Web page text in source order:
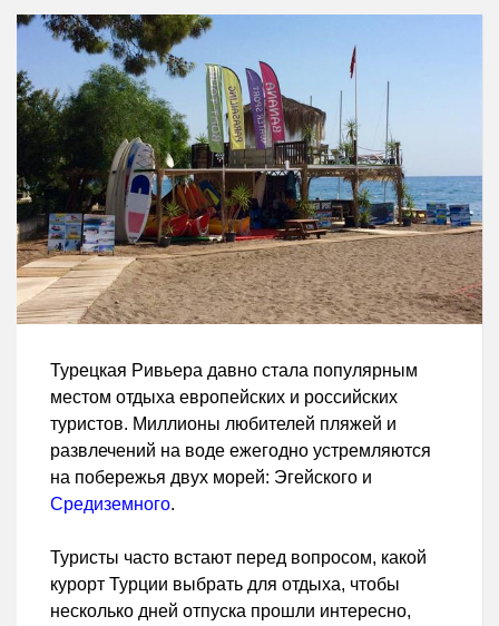
Турецкая Ривьера давно стала популярным
местом отдыха европейских и российских
туристов. Миллионы любителей пляжей и
развлечений на воде ежегодно устремляются
на побережья двух морей: Эгейского и
Средиземного.
Туристы часто встают перед вопросом, какой
курорт Турции выбрать для отдыха, чтобы
несколько дней отпуска прошли интересно,